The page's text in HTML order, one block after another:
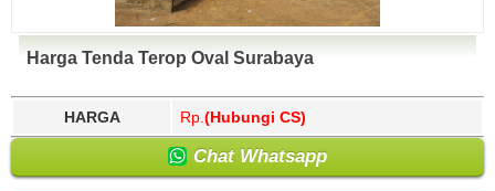
Harga Tenda Terop Oval Surabaya
HARGA Rp. (Hubungi CS)
Chat Whatsapp